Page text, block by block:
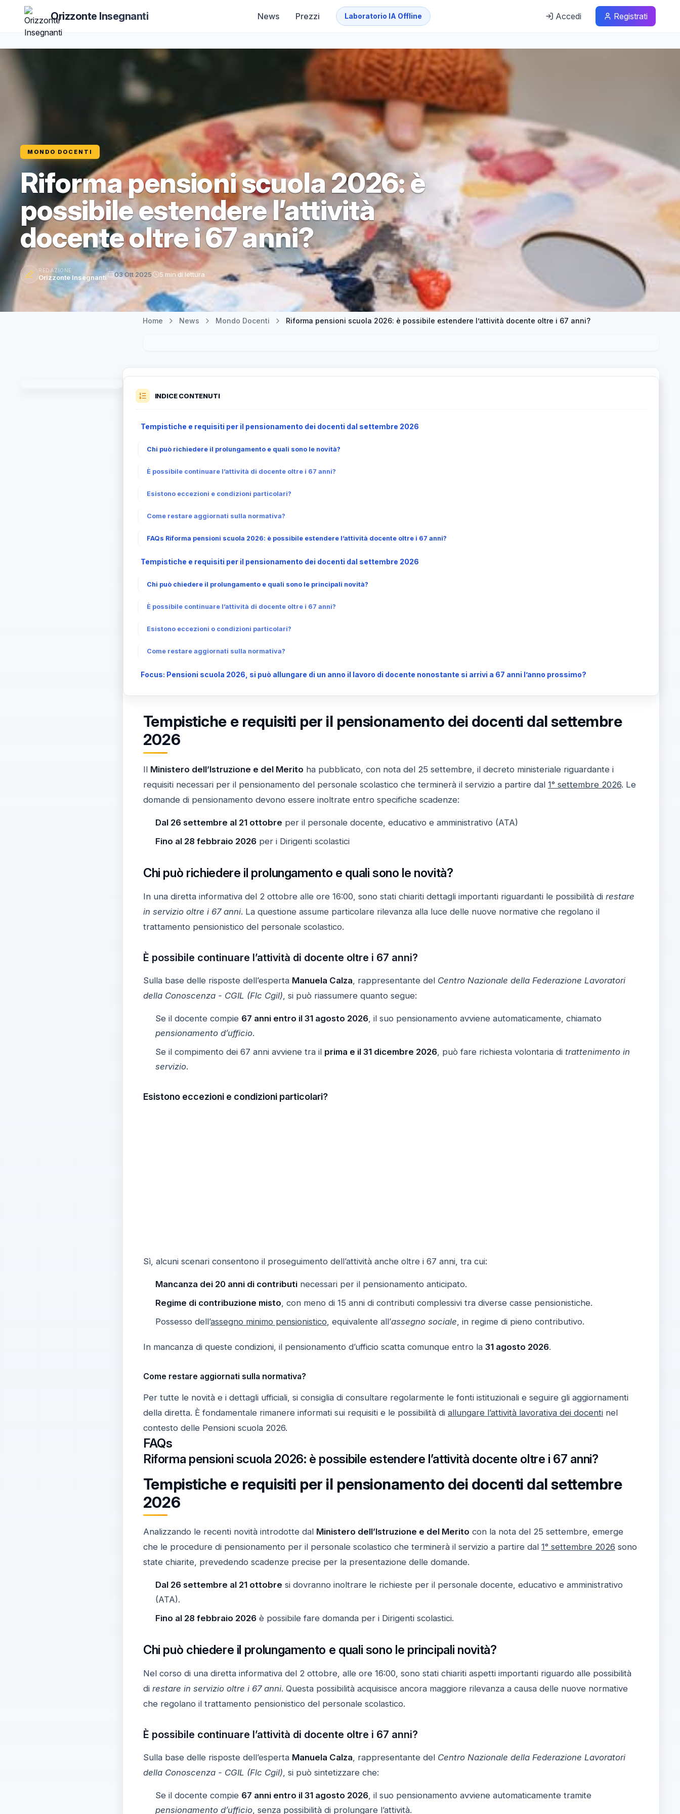
Orizzonte Insegnanti News Prezzi Laboratorio IA Offline Accedi Registrati
MONDO DOCENTI
Riforma pensioni scuola 2026: è
possibile estendere l’attività
docente oltre i 67 anni?
REDAZIONE
Orizzonte Insegnanti 03 Ott 2025 5 min di lettura
Home News Mondo Docenti Riforma pensioni scuola 2026: è possibile estendere l’attività docente oltre i 67 anni?
INDICE CONTENUTI
Tempistiche e requisiti per il pensionamento dei docenti dal settembre 2026
Chi può richiedere il prolungamento e quali sono le novità?
È possibile continuare l’attività di docente oltre i 67 anni?
Esistono eccezioni e condizioni particolari?
Come restare aggiornati sulla normativa?
FAQs Riforma pensioni scuola 2026: è possibile estendere l’attività docente oltre i 67 anni?
Tempistiche e requisiti per il pensionamento dei docenti dal settembre 2026
Chi può chiedere il prolungamento e quali sono le principali novità?
È possibile continuare l’attività di docente oltre i 67 anni?
Esistono eccezioni o condizioni particolari?
Come restare aggiornati sulla normativa?
Focus: Pensioni scuola 2026, si può allungare di un anno il lavoro di docente nonostante si arrivi a 67 anni l’anno prossimo?
Tempistiche e requisiti per il pensionamento dei docenti dal settembre
2026
Il Ministero dell’Istruzione e del Merito ha pubblicato, con nota del 25 settembre, il decreto ministeriale riguardante i
requisiti necessari per il pensionamento del personale scolastico che terminerà il servizio a partire dal 1° settembre 2026. Le
domande di pensionamento devono essere inoltrate entro specifiche scadenze:
Dal 26 settembre al 21 ottobre per il personale docente, educativo e amministrativo (ATA)
Fino al 28 febbraio 2026per i Dirigenti scolastici
Chi può richiedere il prolungamento e quali sono le novità?
In una diretta informativa del 2 ottobre alle ore 16:00, sono stati chiariti dettagli importanti riguardanti le possibilità di restare
in servizio oltre i 67 anni. La questione assume particolare rilevanza alla luce delle nuove normative che regolano il
trattamento pensionistico del personale scolastico.
È possibile continuare l’attività di docente oltre i 67 anni?
Sulla base delle risposte dell’esperta Manuela Calza , rappresentante del Centro Nazionale della Federazione Lavoratori
della Conoscenza - CGIL (Flc Cgil) , si può riassumere quanto segue:
Se il docente compie 67 anni entro il 31 agosto 2026, il suo pensionamento avviene automaticamente, chiamato
pensionamento d’ufficio.
Se il compimento dei 67 anni avviene tra il prima e il 31 dicembre 2026, può fare richiesta volontaria di trattenimento in
servizio.
Esistono eccezioni e condizioni particolari?
Sì, alcuni scenari consentono il proseguimento dell’attività anche oltre i 67 anni, tra cui:
Mancanza dei 20 anni di contributinecessari per il pensionamento anticipato.
Regime di contribuzione misto , con meno di 15 anni di contributi complessivi tra diverse casse pensionistiche.
Possesso dell’assegno minimo pensionistico , equivalente all’assegno sociale , in regime di pieno contributivo.
In mancanza di queste condizioni, il pensionamento d’ufficio scatta comunque entro la 31 agosto 2026.
Come restare aggiornati sulla normativa?
Per tutte le novità e i dettagli ufficiali, si consiglia di consultare regolarmente le fonti istituzionali e seguire gli aggiornamenti
della diretta. È fondamentale rimanere informati sui requisiti e le possibilità di allungare l’attività lavorativa dei docentinel
contesto delle Pensioni scuola 2026.
FAQs
Riforma pensioni scuola 2026: è possibile estendere l’attività docente oltre i 67 anni?
Tempistiche e requisiti per il pensionamento dei docenti dal settembre
2026
Analizzando le recenti novità introdotte dal Ministero dell’Istruzione e del Merito con la nota del 25 settembre, emerge
che le procedure di pensionamento per il personale scolastico che terminerà il servizio a partire dal 1° settembre 2026 sono
state chiarite, prevedendo scadenze precise per la presentazione delle domande.
Dal 26 settembre al 21 ottobre si dovranno inoltrare le richieste per il personale docente, educativo e amministrativo
(ATA).
Fino al 28 febbraio 2026è possibile fare domanda per i Dirigenti scolastici.
Chi può chiedere il prolungamento e quali sono le principali novità?
Nel corso di una diretta informativa del 2 ottobre, alle ore 16:00, sono stati chiariti aspetti importanti riguardo alle possibilità
di restare in servizio oltre i 67 anni. Questa possibilità acquisisce ancora maggiore rilevanza a causa delle nuove normative
che regolano il trattamento pensionistico del personale scolastico.
È possibile continuare l’attività di docente oltre i 67 anni?
Sulla base delle risposte dell’esperta Manuela Calza, rappresentante del Centro Nazionale della Federazione Lavoratori
della Conoscenza - CGIL (Flc Cgil), si può sintetizzare che:
Se il docente compie 67 anni entro il 31 agosto 2026, il suo pensionamento avviene automaticamente tramite
pensionamento d’ufficio, senza possibilità di prolungare l’attività.